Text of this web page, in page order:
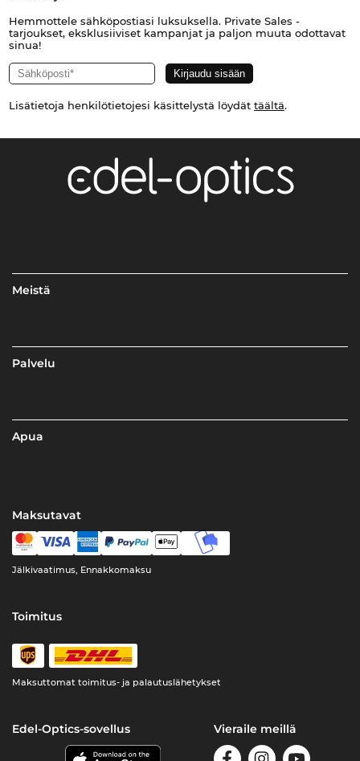
Hemmottele sähköpostiasi luksuksella. Private Sales -
tarjoukset, eksklusiiviset kampanjat ja paljon muuta odottavat
sinua!
Lisätietoja henkilötietojesi käsittelystä löydät täältä.
Meistä
Palvelu
Apua
Maksutavat
Jälkivaatimus, Ennakkomaksu
Toimitus
Maksuttomat toimitus- ja palautuslähetykset
Edel-Optics-sovellus Vieraile meillä